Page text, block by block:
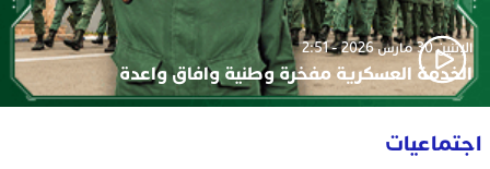
الإثنين 30 مارس 2026 - 2:51
الخدمة العسكرية مفخرة وطنية وافاق واعدة
اجتماعيات